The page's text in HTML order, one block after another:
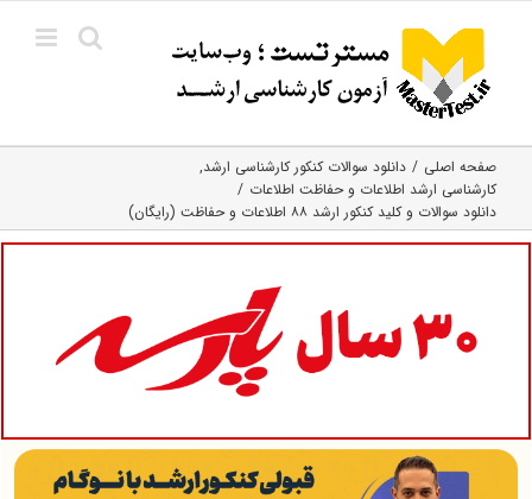
content
صفحه اصلی
دانلود سوالات کنکور کارشناسی ارشد
کارشناسی ارشد اطلاعات و حفاظت اطلاعات
دانلود سوالات و کلید کنکور ارشد ۸۸ اطلاعات و حفاظت (رایگان)